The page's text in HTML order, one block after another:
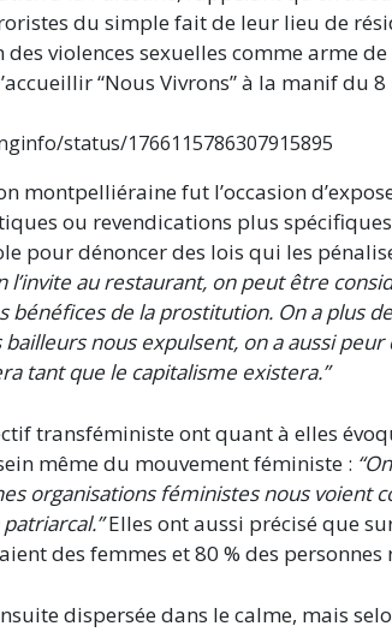
du simple fait de leur lieu de
violences sexuelles comme arme
“Nous Vivrons” à la manif du
status/1766115786307915895
montpelliéraine fut l’occasion
ou revendications plus
pour dénoncer des lois qui les
l’invite au restaurant, on peut être
bénéfices de la prostitution. On a plus
nous expulsent, on a aussi peur
tant que le capitalisme existera.”
transféministe ont quant à elles
même du mouvement féministe :
organisations féministes nous voient
Elles ont aussi précisé que
des femmes et 80 % des personnes
dispersée dans le calme, mais